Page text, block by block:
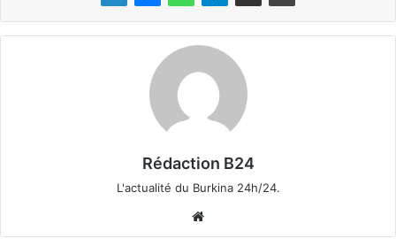
Rédaction B24
L'actualité du Burkina 24h/24.
bsi